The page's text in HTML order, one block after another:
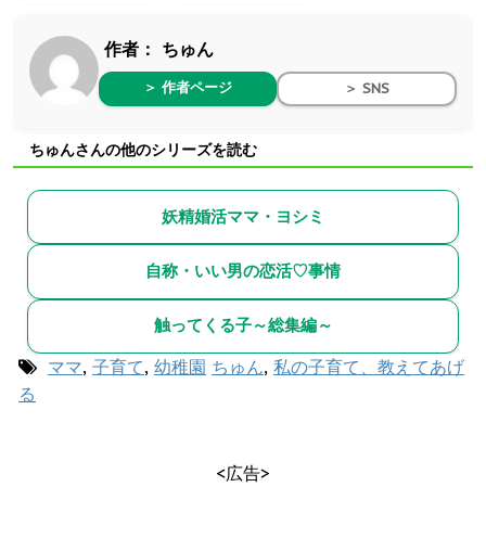
作者： ちゅん
＞ 作者ページ ＞ SNS
ちゅんさんの他のシリーズを読む
妖精婚活ママ・ヨシミ
自称・いい男の恋活♡事情
触ってくる子～総集編～
ママ, 子育て, 幼稚園 ちゅん, 私の子育て、教えてあげ
る
<広告>